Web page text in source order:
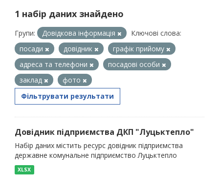
1 набір даних знайдено
Групи: Довідкова інформація
Ключові слова:
посади
довідник
графік прийому
адреса та телефони
посадові особи
заклад
фото
Фільтрувати результати
Довідник підприємства ДКП "Луцьктепло"
Набір даних містить ресурс довідник підприємства
державне комунальне підприємство Луцьктепло
XLSX